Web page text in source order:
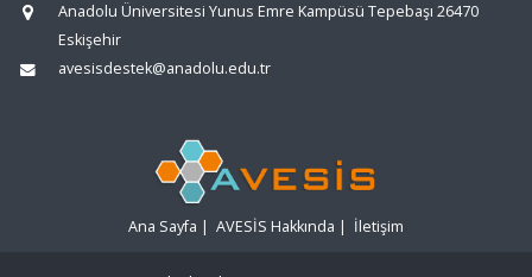
Anadolu Üniversitesi Yunus Emre Kampüsü Tepebaşı 26470
Eskişehir
avesisdestek@anadolu.edu.tr
Ana Sayfa | AVESİS Hakkında | İletişim